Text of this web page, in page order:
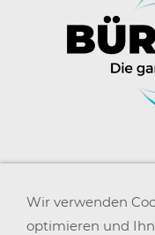
Wir verwenden
optimieren und